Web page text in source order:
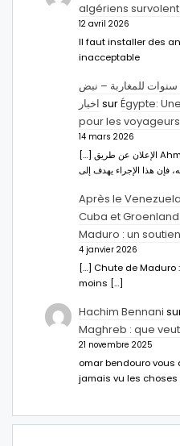
algériens
12 avril 2026
Il faut installer des
inacceptable
للمغاربة – نبض
اخبار surÉgypte:
pour les
14 mars 2026
[…] الإعلان عن طريق Ahmed Abdel-Latifسفير مصر بالرباط.
Après le
Cuba et
Maduro : un
4 janvier 2026
[…] Chute de Maduro
moins […]
Hachim Bennani
Maghreb : que
21 novembre 2025
omar bendouro vous
jamais vu les